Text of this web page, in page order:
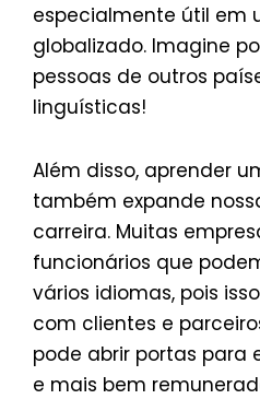
especialmente útil em
globalizado. Imagine
pessoas de outros
linguísticas!
Além disso, aprender
também expande
carreira. Muitas
funcionários que
vários idiomas, pois
com clientes e
pode abrir portas para
e mais bem